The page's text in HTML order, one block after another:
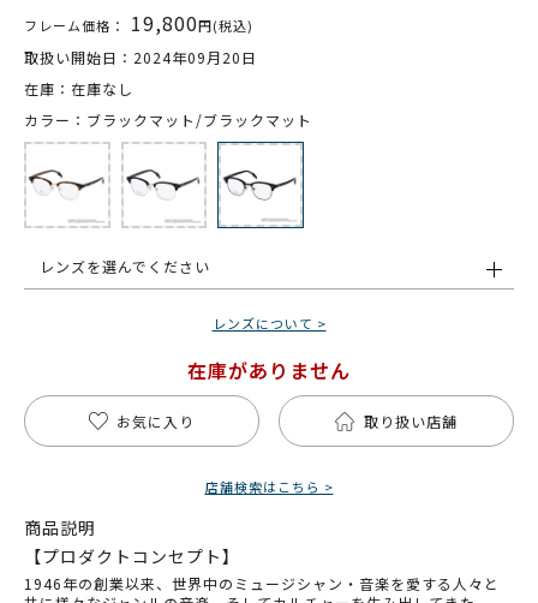
フレーム価格： 19,800円(税込)
取扱い開始日：2024年09月20日
在庫：在庫なし
カラー：ブラックマット/ブラックマット
レンズを選んでください
レンズについて >
在庫がありません
お気に入り 取り扱い店舗
店舗検索はこちら >
商品説明
【プロダクトコンセプト】
1946年の創業以来、世界中のミュージシャン・音楽を愛する人々と